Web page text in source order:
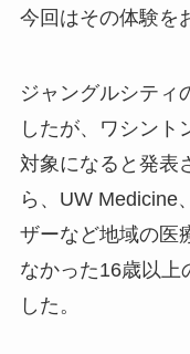
今回はその体験を
ジャングルシティ
したが、ワシント
対象になると発表
ら、UW Medicine
ザーなど地域の医
なかった16歳以上
した。